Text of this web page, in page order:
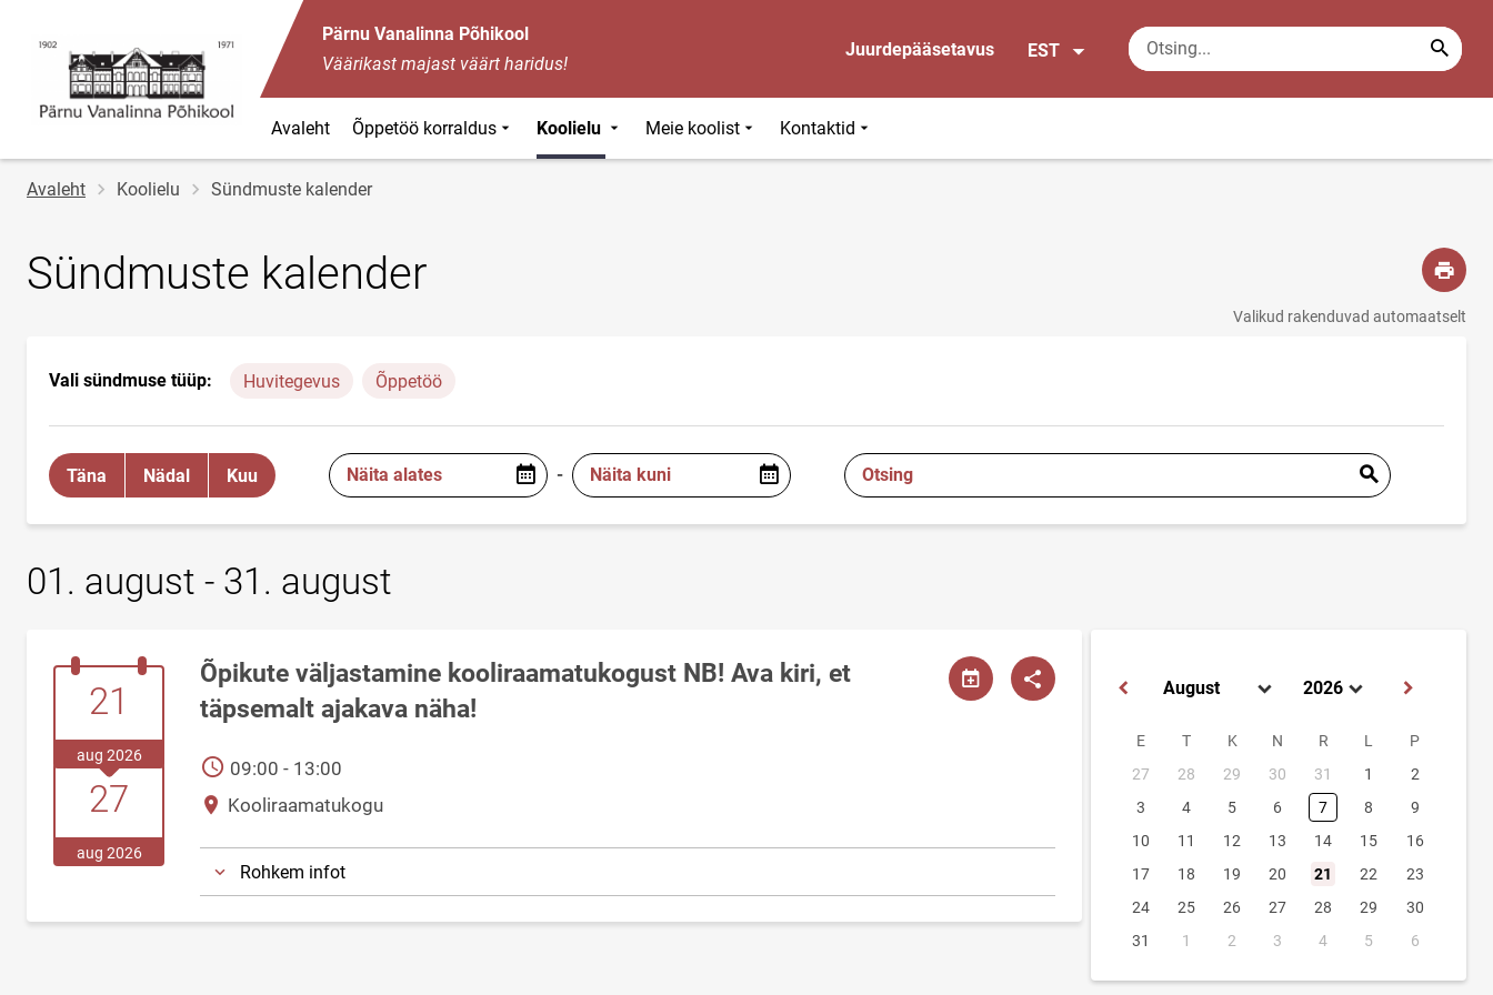
Pärnu Vanalinna Põhikool
Väärikast majast väärt haridus!
Juurdepääsetavus EST
Avaleht Õppetöö korraldus Koolielu Meie koolist Kontaktid
Jälglink
Avaleht Koolielu Sündmuste kalender
Sündmuste kalender
Valikud rakenduvad automaatselt
Vali sündmuse tüüp: Huvitegevus Õppetöö
Täna Nädal Kuu Näita alates - Näita kuni Otsing
01. august - 31. august
21.august.2026
21
aug 2026
27.august.2026
27
aug 2026
Õpikute väljastamine kooliraamatukogust NB! Ava kiri, et
täpsemalt ajakava näha!
AEG09:00 - 13:00
Asukoht
Kooliraamatukogu
Rohkem infot
E T K N R L
P
27
28 29 30 31 1
2
3
4 5 6 7 8
9
10
11 12 13 14 15
16
17
18 19 20 21 22
23
24
25 26 27 28 29
30
31
1 2 3 4 5 6